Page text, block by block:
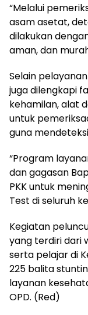
“Melalui
asam asetat,
dilakukan
aman, dan
Selain
juga dilengkapi
kehamilan, alat
untuk
guna
“Program
dan gagasan
PKK untuk
Test di seluruh
Kegiatan
yang terdiri dari
serta pelajar di
225 balita
layanan
OPD. (Red)